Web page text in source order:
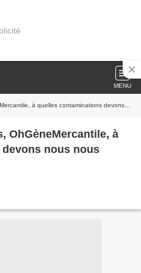
MENU
à quelles contaminations devons nous nous attendre ?
OhGèneMercantile, à
nous nous